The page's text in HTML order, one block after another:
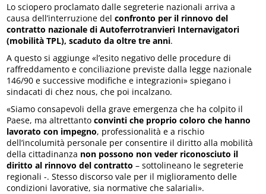
Lo sciopero proclamato dalle segreterie nazionali arriva a
causa dell’interruzione delconfronto per il rinnovo del
contratto nazionale di Autoferrotranvieri Internavigatori
(mobilità TPL), scaduto da oltre tre anni.
A questo si aggiunge «l’esito negativo delle procedure di
raffreddamento e conciliazione previste dalla legge nazionale
146/90 e successive modifiche e integrazioni» spiegano i
sindacati di chez nous, che poi incalzano.
«Siamo consapevoli della grave emergenza che ha colpito il
Paese, ma altrettantoconvinti che proprio coloro che hanno
lavorato con impegno, professionalità e a rischio
dell’incolumità personale per consentire il diritto alla mobilità
della cittadinanza non possono non veder riconosciuto il
diritto al rinnovo del contratto – sottolineano le segreterie
regionali -. Stesso discorso vale per il miglioramento delle
condizioni lavorative, sia normative che salariali».